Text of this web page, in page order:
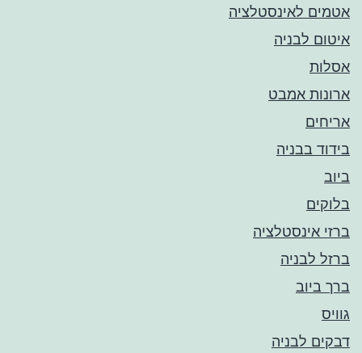
אטמים לאינסטלציה
איטום לבניה
אסלות
ארונות אמבט
אריחים
בידוד בבניה
ביוב
בלוקים
ברזי אינסטלציה
ברזל לבניה
ברך ביוב
גוויס
דבקים לבניה